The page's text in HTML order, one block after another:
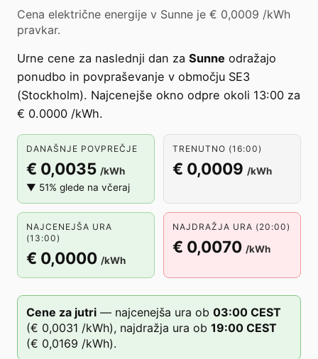
Cena električne energije v Sunne je € 0,0009 /kWh
pravkar.
Urne cene za naslednji dan za Sunne odražajo
ponudbo in povpraševanje v območju SE3
(Stockholm). Najcenejše okno odpre okoli 13:00 za
€ 0.0000 /kWh.
DANAŠNJE POVPREČJE
€ 0,0035 /kWh
▼ 51% glede na včeraj
TRENUTNO (16:00)
€ 0,0009 /kWh
NAJCENEJŠA URA
(13:00)
€ 0,0000 /kWh
NAJDRAŽJA URA (20:00)
€ 0,0070 /kWh
Cene za jutri — najcenejša ura ob 03:00 CEST
(€ 0,0031 /kWh), najdražja ura ob 19:00 CEST
(€ 0,0169 /kWh).